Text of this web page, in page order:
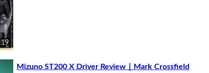
Mizuno ST200 X Driver Review｜Mark Crossfield